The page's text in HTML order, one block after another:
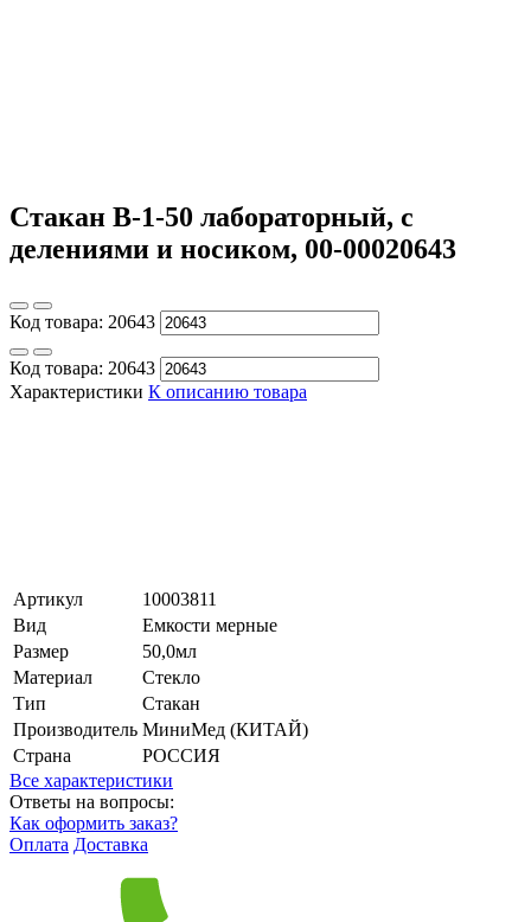
Стакан В-1-50 лабораторный, с
делениями и носиком, 00-00020643
Код товара: 20643
Код товара: 20643
Характеристики К описанию товара
Артикул
10003811
Вид
Емкости мерные
Размер
50,0мл
Материал
Стекло
Тип
Стакан
Производитель МиниМед (КИТАЙ)
Страна
РОССИЯ
Все характеристики
Ответы на вопросы:
Как оформить заказ?
Оплата Доставка